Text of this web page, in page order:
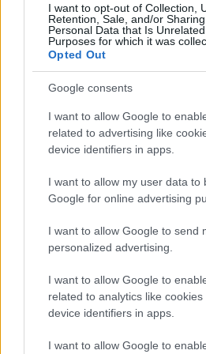
I want to opt-out of Collection,
Retention, Sale, and/or
Personal Data that Is
Purposes for which it was
Opted Out
Google consents
I want to allow Google to
related to advertising like
device identifiers in apps.
I want to allow my user data to
Google for online advertising
I want to allow Google to send
personalized advertising.
I want to allow Google to
related to analytics like
device identifiers in apps.
I want to allow Google to
La Spezia 21, il 6 febbraio alle
Capodanno Cinese, con
carta e scrittura in caratteri
augurio (年 ). Con la
maestro di scrittura. Per
Municipio VIII. AllaBiblioteca
Letterario, via Ostiense 95, il
Repubblica islamica, la guerra
Sacchetti. Con l’autore
Maggiorelli, direttrice del
Adolfo Cozza 7, il 5 febbraio
cucina Salvare il pane
febbraio alle 16.30 proiezione